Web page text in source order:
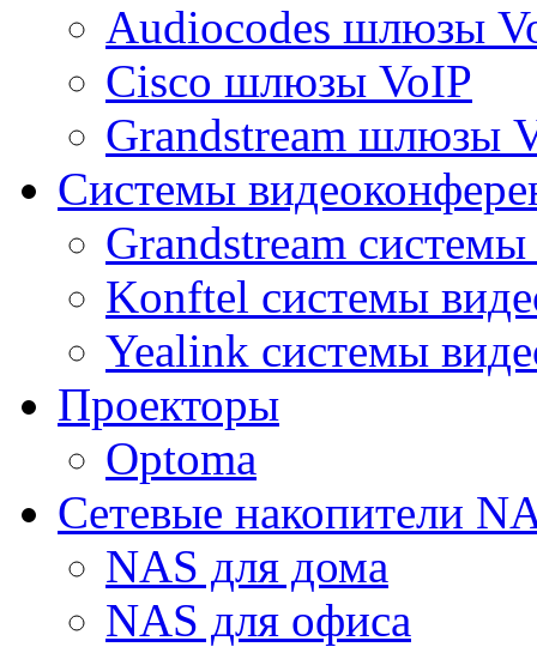
Audiocodes шлюзы
Cisco шлюзы VoIP
Grandstream шлюзы
Системы
Grandstream
Konftel системы
Yealink системы
Проекторы
Optoma
Сетевые накопители
NAS для дома
NAS для офиса